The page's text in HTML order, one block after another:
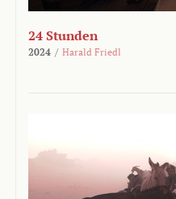
24 Stunden
2024 / Harald Friedl